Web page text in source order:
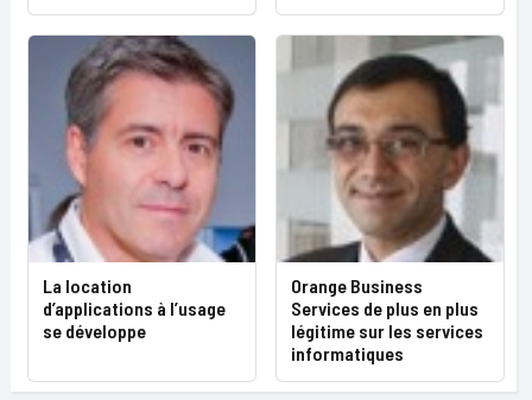
La location
d’applications à l’usage
se développe
Orange Business
Services de plus en plus
légitime sur les services
informatiques